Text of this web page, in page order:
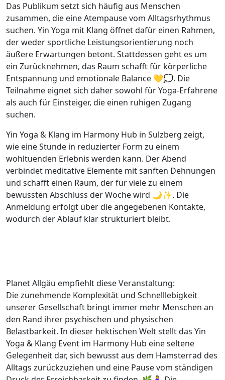
Das Publikum setzt sich häufig aus Menschen
zusammen, die eine Atempause vom Alltagsrhythmus
suchen. Yin Yoga mit Klang öffnet dafür einen Rahmen,
der weder sportliche Leistungsorientierung noch
äußere Erwartungen betont. Stattdessen geht es um
ein Zurücknehmen, das Raum schafft für körperliche
Entspannung und emotionale Balance 💛💭. Die
Teilnahme eignet sich daher sowohl für Yoga-Erfahrene
als auch für Einsteiger, die einen ruhigen Zugang
suchen.
Yin Yoga & Klang im Harmony Hub in Sulzberg zeigt,
wie eine Stunde in reduzierter Form zu einem
wohltuenden Erlebnis werden kann. Der Abend
verbindet meditative Elemente mit sanften Dehnungen
und schafft einen Raum, der für viele zu einem
bewussten Abschluss der Woche wird 🌙✨. Die
Anmeldung erfolgt über die angegebenen Kontakte,
wodurch der Ablauf klar strukturiert bleibt.
Planet Allgäu empfiehlt diese Veranstaltung:
Die zunehmende Komplexität und Schnelllebigkeit
unserer Gesellschaft bringt immer mehr Menschen an
den Rand ihrer psychischen und physischen
Belastbarkeit. In dieser hektischen Welt stellt das Yin
Yoga & Klang Event im Harmony Hub eine seltene
Gelegenheit dar, sich bewusst aus dem Hamsterrad des
Alltags zurückzuziehen und eine Pause vom ständigen